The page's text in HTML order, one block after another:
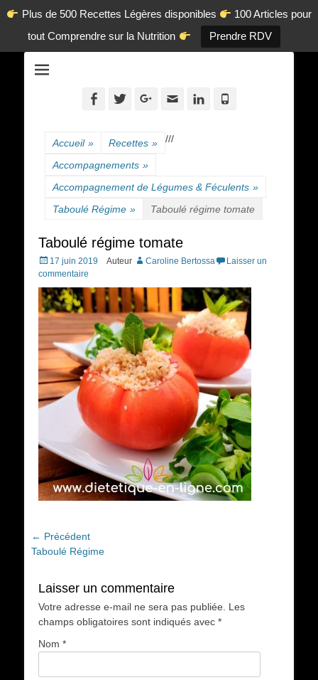
Plus de 500 Recettes Légères disponibles
100 Articles pour
tout Comprendre sur la Nutrition
Prendre RDV
en-ligne.com
Facebook
TwitterGoogleplus
AdresseLinkedin
Accueil » Recettes » /
Accompagnements »
/
Accompagnement de Légumes & Féculents »
/
Taboulé Régime » Taboulé régime tomate
Taboulé régime tomate
Posted
on
17 juin 2019 Auteur Caroline Bertossa
Laisser un
commentaire
Navigation
de
← Précédent
Article
Taboulé Régime
Laisser un commentaire
Votre adresse e-mail ne sera pas publiée.
Les
champs obligatoires sont indiqués avec *
Nom *